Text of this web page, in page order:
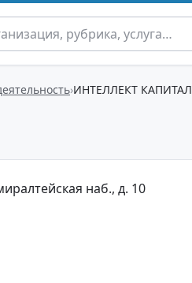
ИНТЕЛЛЕКТ КАПИТАЛ
наб., д. 10